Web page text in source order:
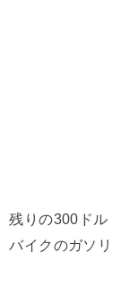
残りの300ドル
バイクのガソリ